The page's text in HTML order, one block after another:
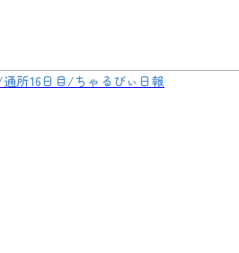
所16日目/ちゃるびぃ日報